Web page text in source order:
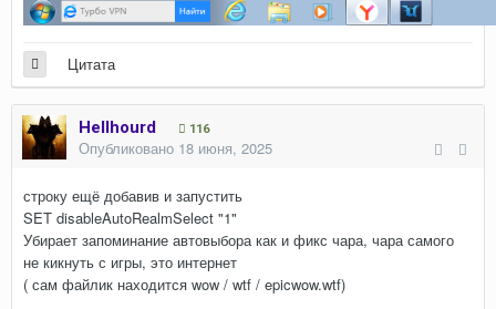
Цитата
Hellhourd 116
Опубликовано 18 июня, 2025
строку ещё добавив и запустить
SET disableAutoRealmSelect "1"
Убирает запоминание автовыбора как и фикс чара, чара самого
не кикнуть с игры, это интернет
( сам файлик находится wow / wtf / epicwow.wtf)